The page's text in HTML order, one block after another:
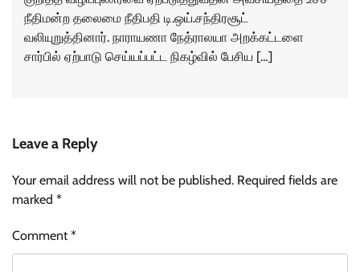
நீதிமன்ற தலைமை நீதிபதி டி.ஒய்.சந்திரசூட்
வலியுறுத்தினார். நாராயணா நேத்ராலயா அறக்கட்டளை
சார்பில் ஏற்பாடு செய்யப்பட்ட நிகழ்வில் பேசிய […]
Leave a Reply
Your email address will not be published. Required fields are
marked *
Comment*